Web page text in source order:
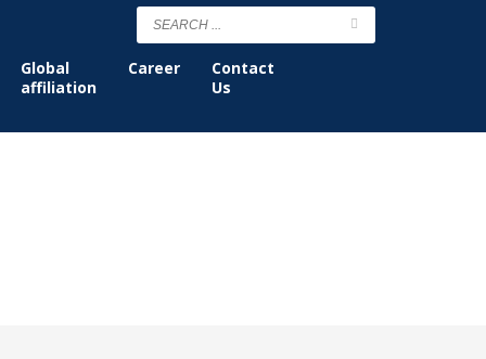
Global
affiliation
Career
Contact
Us